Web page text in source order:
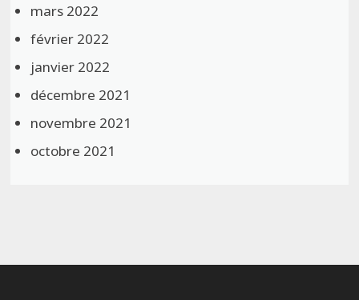
mars 2022
février 2022
janvier 2022
décembre 2021
novembre 2021
octobre 2021